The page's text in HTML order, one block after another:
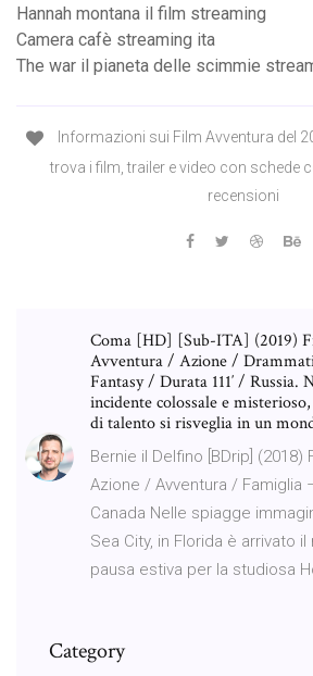
Hannah montana il film streaming
Camera cafè streaming ita
The war il pianeta delle scimmie
Informazioni sui Film Avventura del
trova i film, trailer e video con schede
recensioni
Coma [HD] [Sub-ITA] (2019)
Avventura / Azione /
Fantasy / Durata 111′ / Russia.
incidente colossale e
di talento si risveglia in un
Bernie il Delfino [BDrip]
Azione / Avventura / Famiglia –
Canada Nelle spiagge
Sea City, in Florida è arrivato
pausa estiva per la studiosa
Category